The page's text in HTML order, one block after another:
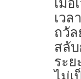
เมื่
เว
ถวั
สลับ
ระ